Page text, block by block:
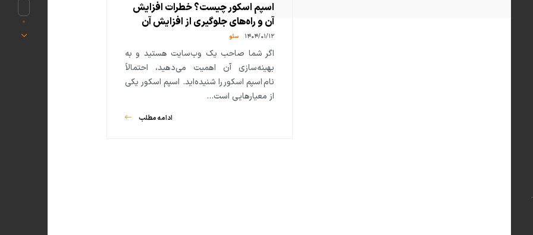
اسپم اسکور چیست؟ خطرات افزایش
آن و راه‌های جلوگیری از افزایش آن
۱۴۰۴/۰۱/۱۲ سئو
اگر شما صاحب یک وب‌سایت هستید و به
بهینه‌سازی آن اهمیت می‌دهید، احتمالاً
نام اسپم اسکور را شنیده‌اید. اسپم اسکور یکی
از معیارهایی است…
ادامه مطلب